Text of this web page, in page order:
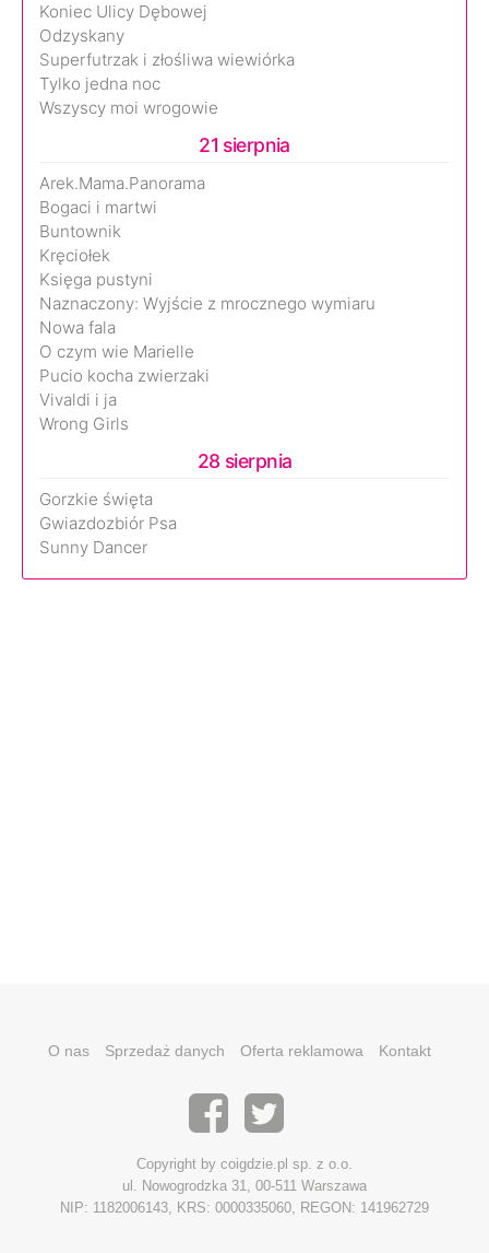
Koniec Ulicy Dębowej
Odzyskany
Superfutrzak i złośliwa wiewiórka
Tylko jedna noc
Wszyscy moi wrogowie
21 sierpnia
Arek.Mama.Panorama
Bogaci i martwi
Buntownik
Kręciołek
Księga pustyni
Naznaczony: Wyjście z mrocznego wymiaru
Nowa fala
O czym wie Marielle
Pucio kocha zwierzaki
Vivaldi i ja
Wrong Girls
28 sierpnia
Gorzkie święta
Gwiazdozbiór Psa
Sunny Dancer
O nas Sprzedaż danych Oferta reklamowa Kontakt
Copyright by coigdzie.pl sp. z o.o.
ul. Nowogrodzka 31, 00-511 Warszawa
NIP: 1182006143, KRS: 0000335060, REGON: 141962729